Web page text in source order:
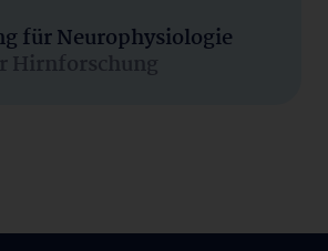
für Neurophysiologie
Hirnforschung